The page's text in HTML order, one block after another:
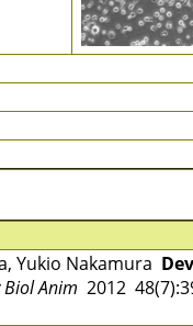
Yukio Nakamura
Biol Anim 2012